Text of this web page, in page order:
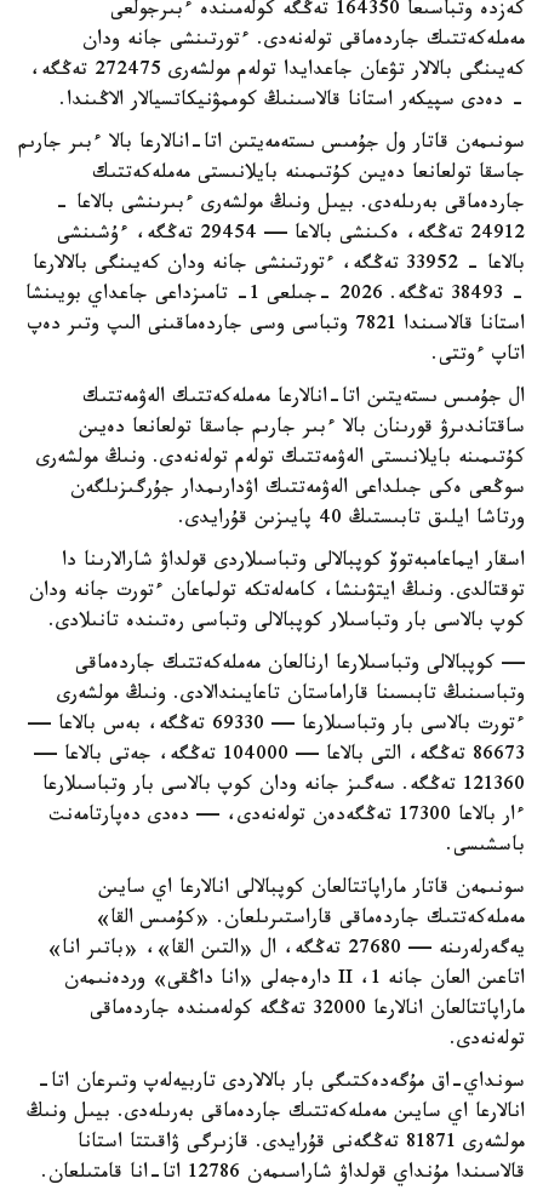
كەزدە وتباسىعا 164350 تەڭگە كولەمىندە ءبىرجولعى
مەملەكەتتىك جاردەماقى تولەنەدى. ءتورتىنشى جانە ودان
كەيىنگى بالالار تۋعان جاعدايدا تولەم مولشەرى 272475 تەڭگە،
- دەدى سپيكەر استانا قالاسىنىڭ كوممۋنيكاتسيالار الاڭىندا.
سونىمەن قاتار ول جۇمىس ىستەمەيتىن اتا-انالارعا بالا ءبىر جارىم
جاسقا تولعانعا دەيىن كۇتىمىنە بايلانىستى مەملەكەتتىك
جاردەماقى بەرىلەدى. بيىل ونىڭ مولشەرى ءبىرىنشى بالاعا -
24912 تەڭگە، ەكىنشى بالاعا — 29454 تەڭگە، ءۇشىنشى
بالاعا - 33952 تەڭگە، ءتورتىنشى جانە ودان كەيىنگى بالالارعا
- 38493 تەڭگە. 2026 -جىلعى 1- تامىزداعى جاعداي بويىنشا
استانا قالاسىندا 7821 وتباسى وسى جاردەماقىنى الىپ وتىر دەپ
اتاپ ءوتتى.
ال جۇمىس ىستەيتىن اتا-انالارعا مەملەكەتتىك الەۋمەتتىك
ساقتاندىرۋ قورىنان بالا ءبىر جارىم جاسقا تولعانعا دەيىن
كۇتىمىنە بايلانىستى الەۋمەتتىك تولەم تولەنەدى. ونىڭ مولشەرى
سوڭعى ەكى جىلداعى الەۋمەتتىك اۋدارىمدار جۇرگىزىلگەن
ورتاشا ايلىق تابىستىڭ 40 پايىزىن قۇرايدى.
اسقار ايماعامبەتوۆ كوپبالالى وتباسىلاردى قولداۋ شارالارىنا دا
توقتالدى. ونىڭ ايتۋىنشا، كامەلەتكە تولماعان ءتورت جانە ودان
كوپ بالاسى بار وتباسىلار كوپبالالى وتباسى رەتىندە تانىلادى.
— كوپبالالى وتباسىلارعا ارنالعان مەملەكەتتىك جاردەماقى
وتباسىنىڭ تابىسىنا قاراماستان تاعايىندالادى. ونىڭ مولشەرى
ءتورت بالاسى بار وتباسىلارعا — 69330 تەڭگە، بەس بالاعا —
86673 تەڭگە، التى بالاعا — 104000 تەڭگە، جەتى بالاعا —
121360 تەڭگە. سەگىز جانە ودان كوپ بالاسى بار وتباسىلارعا
ءار بالاعا 17300 تەڭگەدەن تولەنەدى، — دەدى دەپارتامەنت
باسشىسى.
سونىمەن قاتار ماراپاتتالعان كوپبالالى انالارعا اي سايىن
مەملەكەتتىك جاردەماقى قاراستىرىلعان. «كۇمىس القا»
يەگەرلەرىنە — 27680 تەڭگە، ال «التىن القا»، «باتىر انا»
اتاعىن العان جانە 1، II دارەجەلى «انا داڭقى» وردەنىمەن
ماراپاتتالعان انالارعا 32000 تەڭگە كولەمىندە جاردەماقى
تولەنەدى.
سونداي-اق مۇگەدەكتىگى بار بالالاردى تاربيەلەپ وتىرعان اتا-
انالارعا اي سايىن مەملەكەتتىك جاردەماقى بەرىلەدى. بيىل ونىڭ
مولشەرى 81871 تەڭگەنى قۇرايدى. قازىرگى ۋاقىتتا استانا
قالاسىندا مۇنداي قولداۋ شاراسىمەن 12786 اتا-انا قامتىلعان.